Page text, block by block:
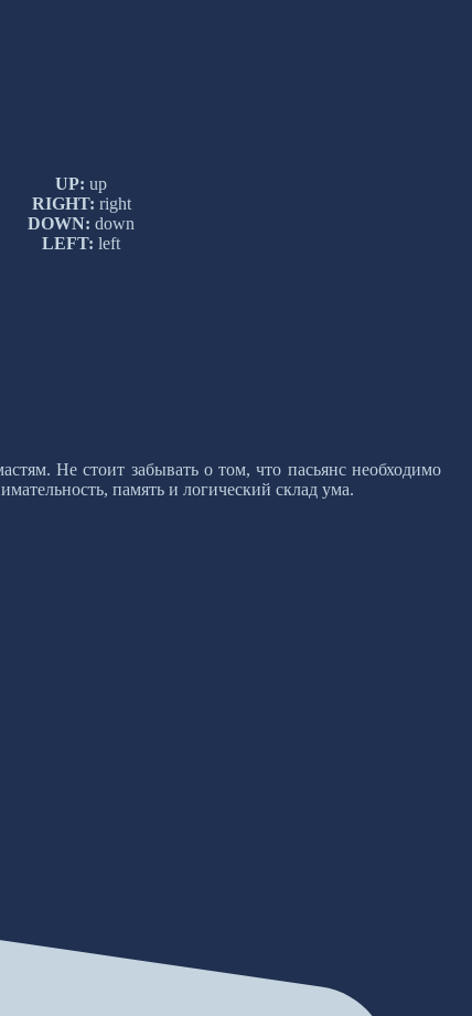
UP: up
RIGHT: right
DOWN: down
LEFT: left
Не стоит забывать о том, что пасьянс необходимо
память и логический склад ума.